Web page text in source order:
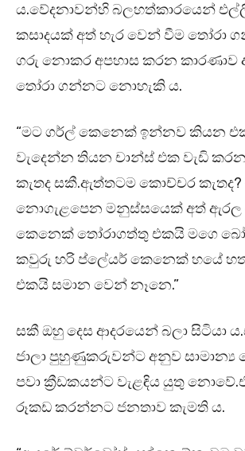
ය.වේදනාවන්හි බලහත්කාරයෙන්
කසාදයක් අත් හැර වෙන් වීම තෝරා
ගරු නොකර අපහාස කරන කාරණාව
තෝරා ගන්නට නොහැකි ය.
“මට ගර්ල් කෙනෙක් ඉන්නව කියන
වැදෙන්න තියන චාන්ස් එක වැඩි
කැතද සකී.ඇත්තටම කොච්චර කැතද?
නොගැළපෙන මනුස්සයෙක් අත් ඇරල
කෙනෙක් තෝරාගත්තු එකයි මගෙ
කවුරු හරි ප්ලේයර් කෙනෙක් හයේ
එකයි සමාන වෙන් නෑනෙ.”
සකී ඔහු දෙස ආදරයෙන් බලා සිටියා
ජාලා පුහුණුකරුවන්ට අනුව සාමාන්‍ය
පවා ක්‍රීඩකයන්ට වැළඳිය යුතු
රූකඩ කරන්නට ජනතාව කැමති ය.